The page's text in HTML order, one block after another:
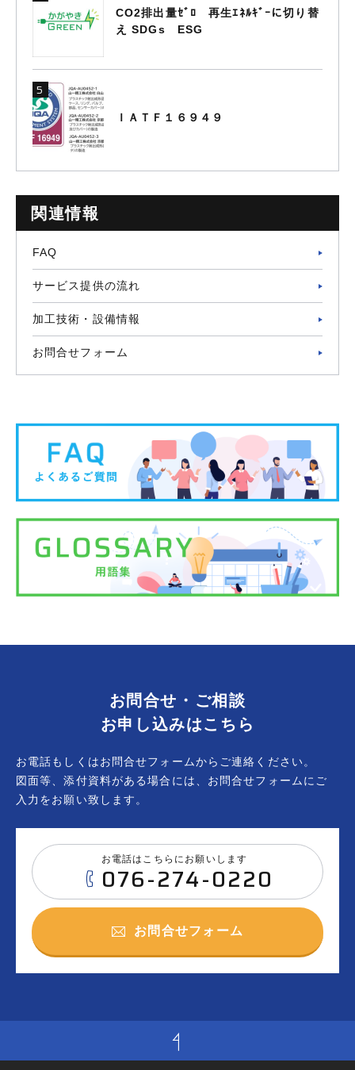
CO2排出量ｾﾞﾛ 再生ｴﾈﾙｷﾞｰに切り替
え SDGs ESG
ＩＡＴＦ１６９４９
関連情報
FAQ
サービス提供の流れ
加工技術・設備情報
お問合せフォーム
お問合せ・ご相談
お申し込みはこちら
お電話もしくはお問合せフォームからご連絡ください。
図面等、添付資料がある場合には、お問合せフォームにご
入力をお願い致します。
お電話はこちらにお願いします
076-274-0220
お問合せフォーム